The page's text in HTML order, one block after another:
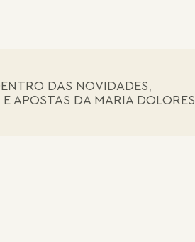
DAS NOVIDADES,
APOSTAS DA MARIA DOLORES